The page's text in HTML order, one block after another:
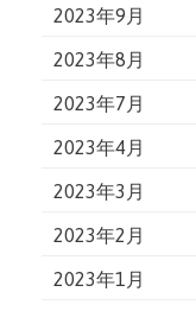
2023年9月
2023年8月
2023年7月
2023年4月
2023年3月
2023年2月
2023年1月